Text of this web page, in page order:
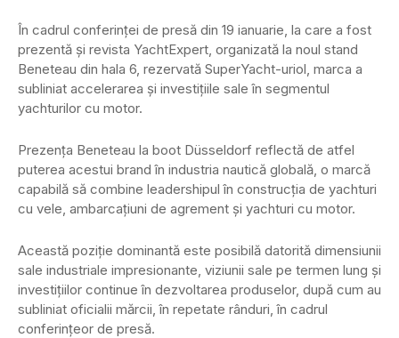
În cadrul conferinței de presă din 19 ianuarie, la care a fost
prezentă și revista YachtExpert, organizată la noul stand
Beneteau din hala 6, rezervată SuperYacht-uriol, marca a
subliniat accelerarea și investițiile sale în segmentul
yachturilor cu motor.
Prezența Beneteau la boot Düsseldorf reflectă de atfel
puterea acestui brand în industria nautică globală, o marcă
capabilă să combine leadershipul în construcția de yachturi
cu vele, ambarcațiuni de agrement și yachturi cu motor.
Această poziție dominantă este posibilă datorită dimensiunii
sale industriale impresionante, viziunii sale pe termen lung și
investițiilor continue în dezvoltarea produselor, după cum au
subliniat oficialii mărcii, în repetate rânduri, în cadrul
conferințeor de presă.